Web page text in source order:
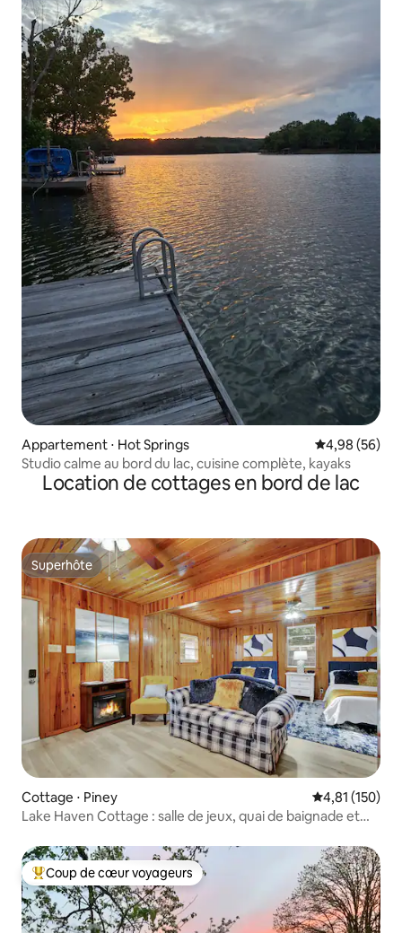
Appartement ⋅ Hot Springs Évaluation
4,98 (56)
Studio calme au bord du lac, cuisine complète, kayaks
Location de cottages en bord de lac
Superhôte
Superhôte
Cottage ⋅ Piney Évaluation
4,81 (150)
Lake Haven Cottage : salle de jeux, quai de baignade et
Coups de cœur voyageurs les plus appréciés
Coup de cœur voyageurs